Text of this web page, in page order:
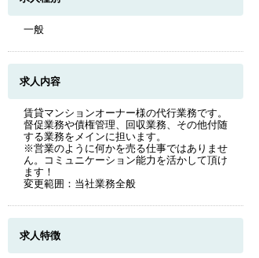
一般
求人内容
賃貸マンションオーナー様の代行業務です。
督促業務や債権管理、回収業務、その他付随
する業務をメインに担います。
※営業のように何かを売る仕事ではありませ
ん。コミュニケーション能力を活かして頂け
ます！
変更範囲：当社業務全般
求人特徴